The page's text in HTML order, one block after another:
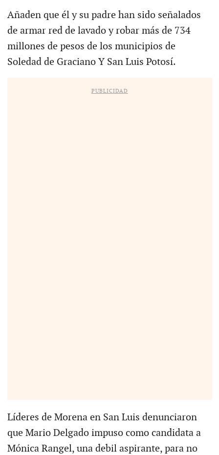
Añaden que él y su padre han sido señalados
de armar red de lavado y robar más de 734
millones de pesos de los municipios de
Soledad de Graciano Y San Luis Potosí.
PUBLICIDAD
Líderes de Morena en San Luis denunciaron
que Mario Delgado impuso como candidata a
Mónica Rangel, una debil aspirante, para no